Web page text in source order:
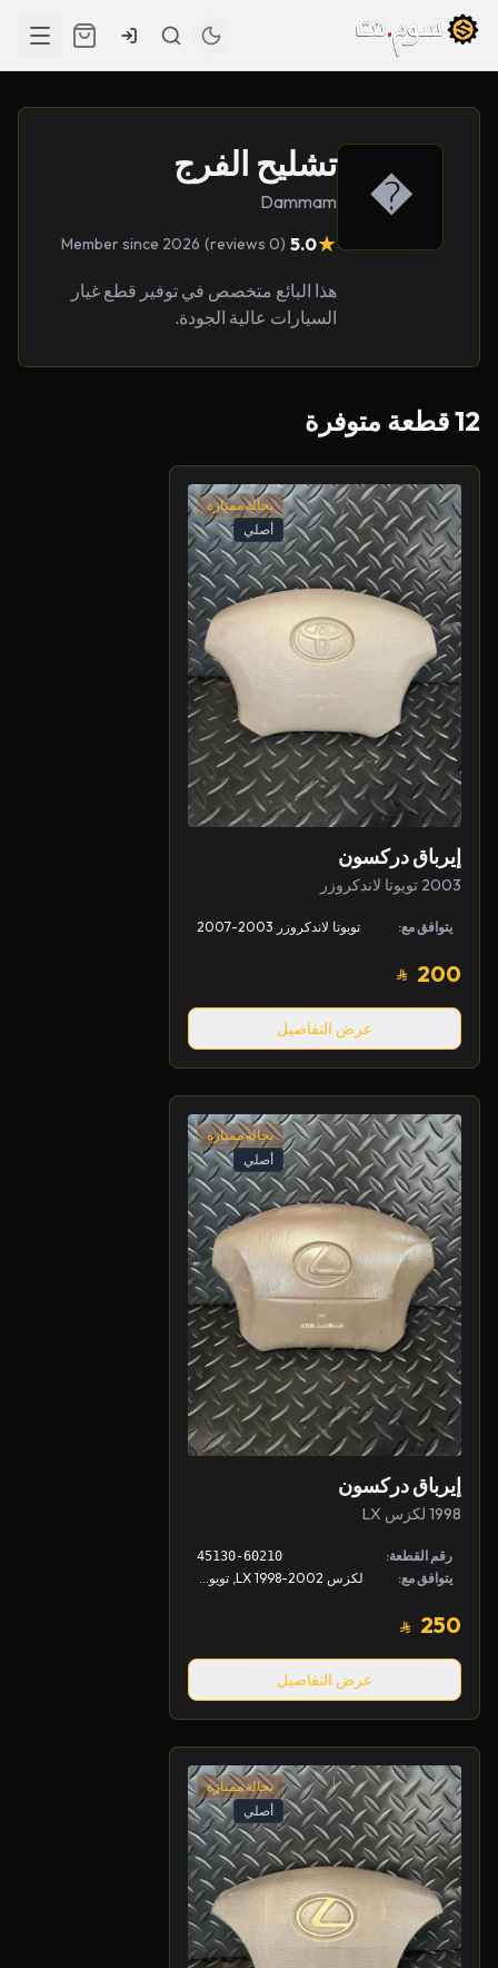
�
تشليح الفرج
Dammam
★
5.0
(0 reviews)
Member since 2026
هذا البائع متخصص في توفير قطع غيار
السيارات عالية الجودة.
12 قطعة متوفرة
بحالة ممتازة
أصلي
إيرباق دركسون
2003 تويوتا لاندكروزر
يتوافق مع: تويوتا لاندكروزر 2003-2007
200
عرض التفاصيل
بحالة ممتازة
أصلي
إيرباق دركسون
1998 لكزس LX
رقم القطعة: 45130-60210
يتوافق مع: لكزس LX 1998-2002, تويوتا لاندكروزر 1998-2002
250
عرض التفاصيل
بحالة ممتازة
أصلي